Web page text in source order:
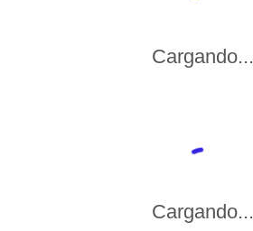
Cargando...
Cargando...